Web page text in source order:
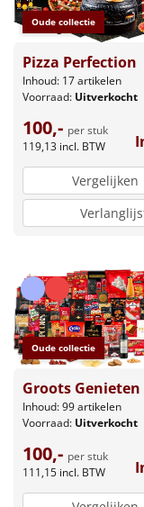
Oude collectie
Pizza Perfection
Inhoud: 17 artikelen
Voorraad: Uitverkocht
100,- per stuk
119,13 incl. BTW
Vergelijken
Oude collectie
Groots Genieten
Inhoud: 99 artikelen
Voorraad: Uitverkocht
100,- per stuk
111,15 incl. BTW